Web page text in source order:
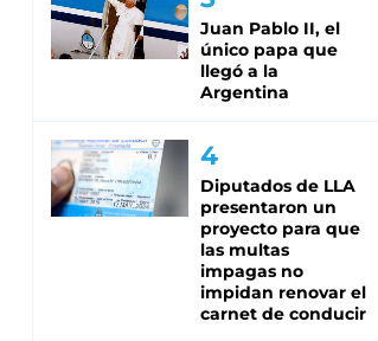
Juan Pablo II, el
único papa que
llegó a la
Argentina
Diputados de LLA
presentaron un
proyecto para que
las multas
impagas no
impidan renovar el
carnet de conducir